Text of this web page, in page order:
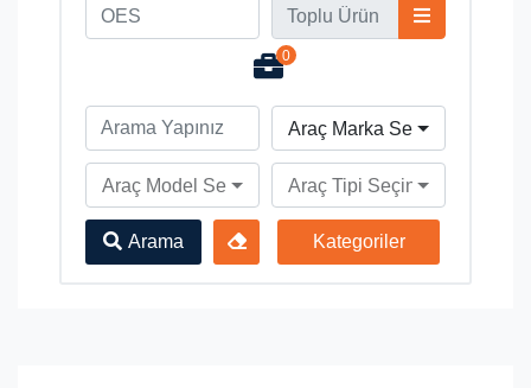
0
Araç Marka Seçiniz
Araç Model Seçiniz Araç Tipi Seçiniz
Arama Kategoriler